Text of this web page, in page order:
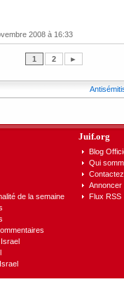
2008 à 16:33
1 2 ►
de la semaine
Juif.org
Blog
Qui
Annoncer
Flux RSS